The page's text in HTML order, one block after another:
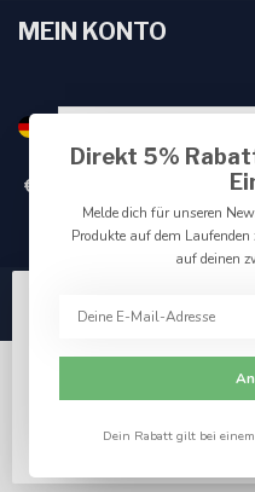
MEIN KONTO
€
© Copyright
Verwendung von
zu
Direkt 5%
Melde dich für unseren
Produkte auf dem
auf deinen
Dein Rabatt gilt bei